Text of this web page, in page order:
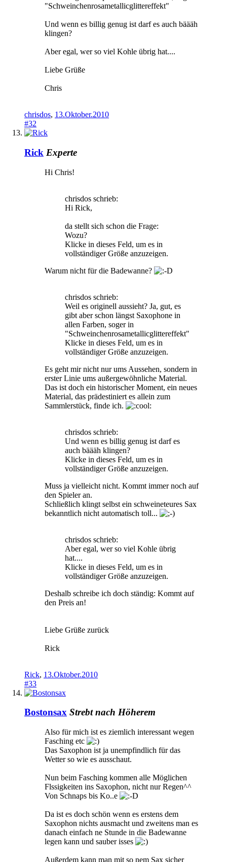
"Schweinchenrosametallicglittereffekt"
Und wenn es billig genug ist darf es auch bäääh
klingen?
Aber egal, wer so viel Kohle übrig hat....
Liebe Grüße
Chris
chrisdos, 13.Oktober.2010
#32
Rick Experte
Hi Chris!
chrisdos schrieb:
Hi Rick,
da stellt sich schon die Frage:
Wozu?
Klicke in dieses Feld, um es in
vollständiger Größe anzuzeigen.
Warum nicht für die Badewanne?
chrisdos schrieb:
Weil es originell aussieht? Ja, gut, es
gibt aber schon längst Saxophone in
allen Farben, soger in
"Schweinchenrosametallicglittereffekt"
Klicke in dieses Feld, um es in
vollständiger Größe anzuzeigen.
Es geht mir nicht nur ums Aussehen, sondern in
erster Linie ums außergewöhnliche Material.
Das ist doch ein historischer Moment, ein neues
Material, das prädestiniert es allein zum
Sammlerstück, finde ich.
chrisdos schrieb:
Und wenn es billig genug ist darf es
auch bäääh klingen?
Klicke in dieses Feld, um es in
vollständiger Größe anzuzeigen.
Muss ja vielleicht nicht. Kommt immer noch auf
den Spieler an.
Schließlich klingt selbst ein schweineteures Sax
bekanntlich nicht automatisch toll...
chrisdos schrieb:
Aber egal, wer so viel Kohle übrig
hat....
Klicke in dieses Feld, um es in
vollständiger Größe anzuzeigen.
Deshalb schreibe ich doch ständig: Kommt auf
den Preis an!
Liebe Grüße zurück
Rick
Rick, 13.Oktober.2010
#33
Bostonsax Strebt nach Höherem
Also für mich ist es ziemlich interessant wegen
Fasching etc
Das Saxophon ist ja unempfindlich für das
Wetter so wie es ausschaut.
Nun beim Fasching kommen alle Möglichen
Flssigkeiten ins Saxophon, nicht nur Regen^^
Von Schnaps bis Ko..e
Da ist es doch schön wenn es erstens dem
Saxophon nichts ausmacht und zweitens man es
danach einfach ne Stunde in die Badewanne
legen kann und sauber isses
Außerdem kann man mit so nem Sax sicher